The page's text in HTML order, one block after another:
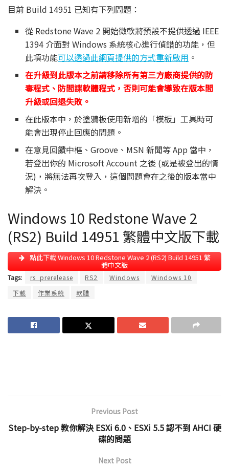
目前 Build 14951 已知有下列問題：
從 Redstone Wave 2 開始微軟將預設不提供透過 IEEE
1394 介面對 Windows 系統核心進行偵錯的功能，但
此項功能可以透過此網頁提供的方式重新啟用 。
在升級到此版本之前請移除所有第三方廠商提供的防
毒程式、防間諜軟體程式，否則可能會導致在版本間
升級或回退失敗。
在此版本中，於塗鴉板使用新增的「模板」工具時可
能會出現停止回應的問題。
在意見回饋中樞、Groove、MSN 新聞等 App 當中，
若登出你的 Microsoft Account 之後 (或是被登出的情
況)，將無法再次登入，這個問題會在之後的版本當中
解決。
Windows 10 Redstone Wave 2
(RS2) Build 14951 繁體中文版下載
點此下載 Windows 10 Redstone Wave 2 (RS2) Build 14951 繁
體中文版
Tags: rs_prerelease RS2 Windows
Windows 10
下載
作業系統 軟體
Previous Post
Step-by-step 教你解決 ESXi 6.0、ESXi 5.5 認不到 AHCI 硬
碟的問題
Next Post